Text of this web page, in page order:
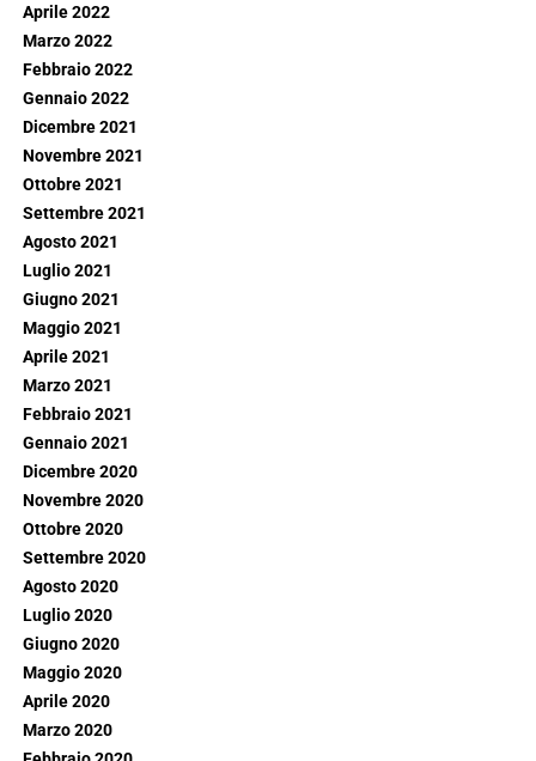
Aprile 2022
Marzo 2022
Febbraio 2022
Gennaio 2022
Dicembre 2021
Novembre 2021
Ottobre 2021
Settembre 2021
Agosto 2021
Luglio 2021
Giugno 2021
Maggio 2021
Aprile 2021
Marzo 2021
Febbraio 2021
Gennaio 2021
Dicembre 2020
Novembre 2020
Ottobre 2020
Settembre 2020
Agosto 2020
Luglio 2020
Giugno 2020
Maggio 2020
Aprile 2020
Marzo 2020